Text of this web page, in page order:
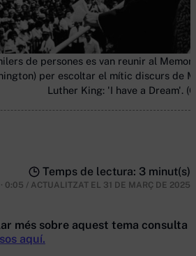
de persones es van reunir al
per escoltar el mític discurs de
Luther King: 'I have a Dream'.
Temps de lectura: 3 minut(s)
0:05 / ACTUALITZAT EL 31 DE MARÇ DE 2025
més sobre aquest tema consulta
aquí.